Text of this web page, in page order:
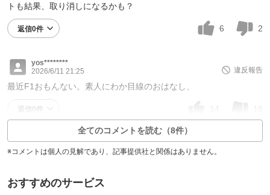
トも結果、取り消しになるかも？
返信0件 6 2
yos********
2026/6/11 21:25
違反報告
最近F1おもんない。素人にわか目線のおはなし、
返信0件 14
全てのコメントを読む（8件）
※コメントは個人の見解であり、記事提供社と関係はありません。
おすすめのサービス